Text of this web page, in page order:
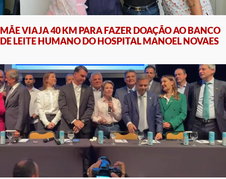
MÃE VIAJA 40 KM PARA FAZER DOAÇÃO AO BANCO
DE LEITE HUMANO DO HOSPITAL MANOEL NOVAES